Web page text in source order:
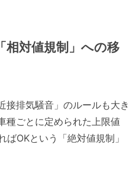
相対値規制」への移
接排気騒音」のルールも大き
種ごとに定められた上限値
ばOKという「絶対値規制」